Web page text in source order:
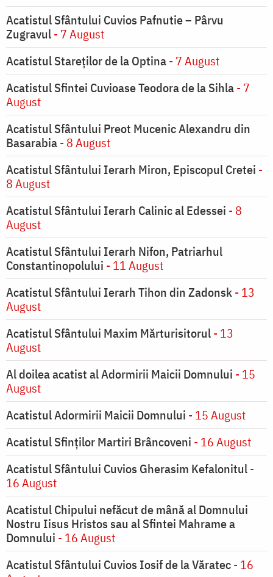
Acatistul Sfântului Cuvios Pafnutie – Pârvu
Zugravul- 7 August
Acatistul Stareţilor de la Optina- 7 August
Acatistul Sfintei Cuvioase Teodora de la Sihla- 7
August
Acatistul Sfântului Preot Mucenic Alexandru din
Basarabia- 8 August
Acatistul Sfântului Ierarh Miron, Episcopul Cretei -
8 August
Acatistul Sfântului Ierarh Calinic al Edessei - 8
August
Acatistul Sfântului Ierarh Nifon, Patriarhul
Constantinopolului - 11 August
Acatistul Sfântului Ierarh Tihon din Zadonsk- 13
August
Acatistul Sfântului Maxim Mărturisitorul- 13
August
Al doilea acatist al Adormirii Maicii Domnului - 15
August
Acatistul Adormirii Maicii Domnului - 15 August
Acatistul Sfinților Martiri Brâncoveni - 16 August
Acatistul Sfântului Cuvios Gherasim Kefalonitul-
16 August
Acatistul Chipului nefăcut de mână al Domnului
Nostru Iisus Hristos sau al Sfintei Mahrame a
Domnului - 16 August
Acatistul Sfântului Cuvios Iosif de la Văratec- 16